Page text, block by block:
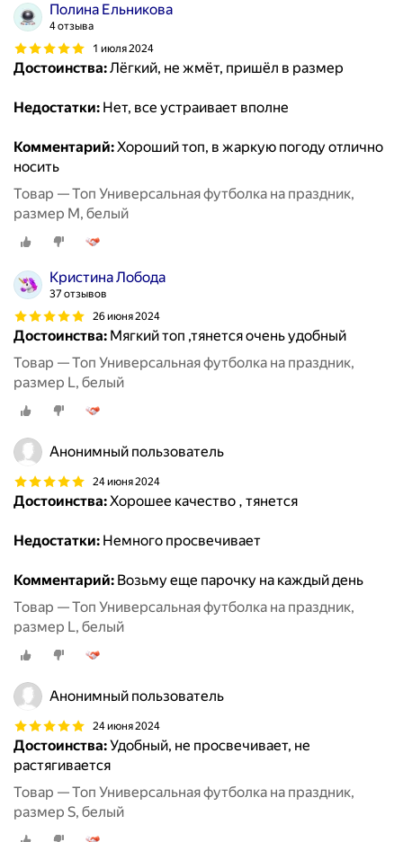
Полина Ельникова
4 отзыва
1 июля 2024
Достоинства:Лёгкий, не жмёт, пришёл в размер
Недостатки: Нет, все устраивает вполне
Комментарий:Хороший топ, в жаркую погоду отлично
носить
Товар — Топ Универсальная футболка на праздник,
размер M, белый
Кристина Лобода
37 отзывов
26 июня 2024
Достоинства: Мягкий топ ,тянется очень удобный
Товар — Топ Универсальная футболка на праздник,
размер L, белый
Анонимный пользователь
24 июня 2024
Достоинства:Хорошее качество , тянется
Недостатки: Немного просвечивает
Комментарий: Возьму еще парочку на каждый день
Товар — Топ Универсальная футболка на праздник,
размер L, белый
Анонимный пользователь
24 июня 2024
Достоинства:Удобный, не просвечивает, не
растягивается
Товар — Топ Универсальная футболка на праздник,
размер S, белый